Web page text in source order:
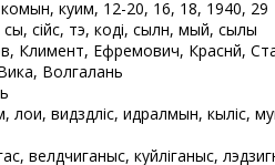
комын, куим, 12-20, 16, 18, 1940, 29
сы, сійӧс, тэ, коді, сылӧн, мый, сылы
Климент, Ефремович, Краснӧй,
Волгалань
лои, видзӧдліс, идралӧмын, кыліс,
велӧдчиганыс, куйліганыс,